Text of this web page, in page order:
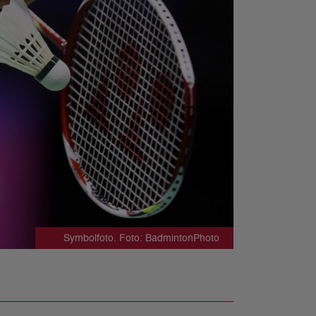
Symbolfoto. Foto: BadmintonPhoto